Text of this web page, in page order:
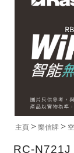
主頁 > 樂信牌 >
RC-N721J